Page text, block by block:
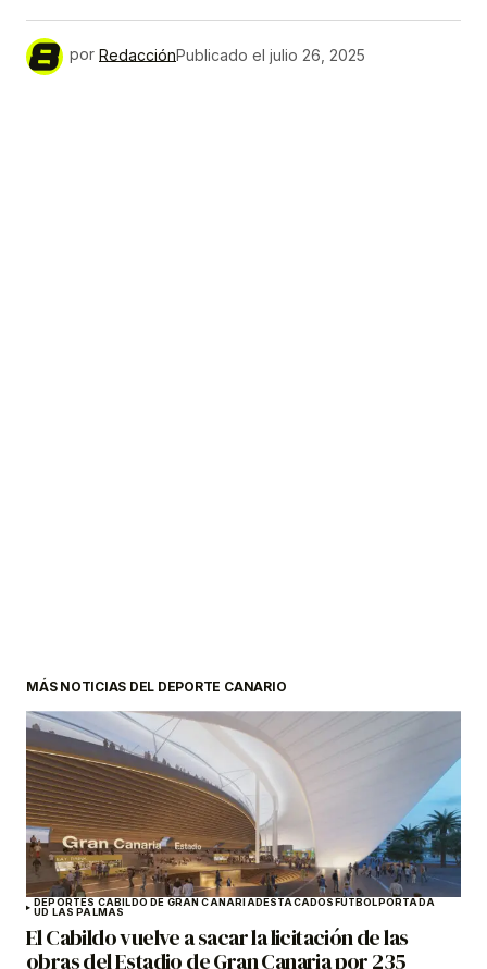
por RedacciónPublicado el julio 26, 2025
MÁS NOTICIAS DEL DEPORTE CANARIO
DEPORTES CABILDO DE GRAN CANARIADESTACADOSFÚTBOLPORTADA
UD LAS PALMAS
El Cabildo vuelve a sacar la licitación de las
obras del Estadio de Gran Canaria por 235